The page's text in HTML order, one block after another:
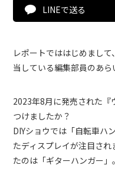
LINEで送る
レポートでははじめまし
当している編集部員のあら
2023年8月に発売された
つけましたか？
DIYショウでは「自転車ハ
たディスプレイが注目さ
たのは「ギターハンガー」